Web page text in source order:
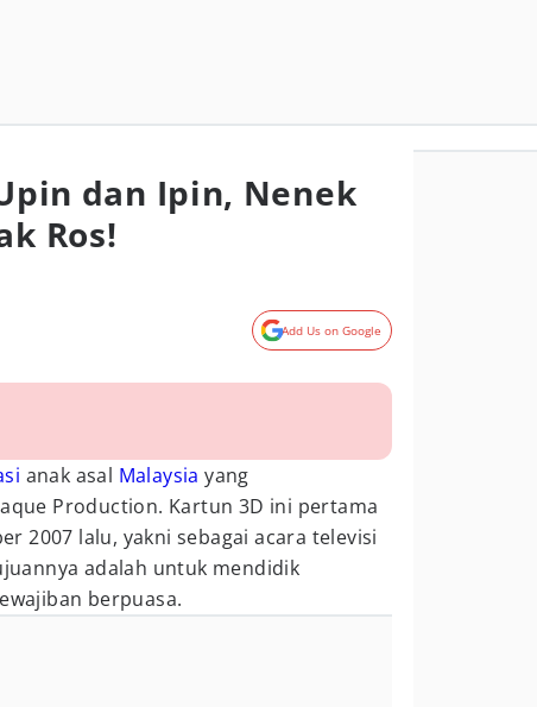
dan Ipin, Nenek
Ros!
Add Us on Google
anak asal Malaysia yang
Production. Kartun 3D ini pertama
2007 lalu, yakni sebagai acara televisi
adalah untuk mendidik
berpuasa.